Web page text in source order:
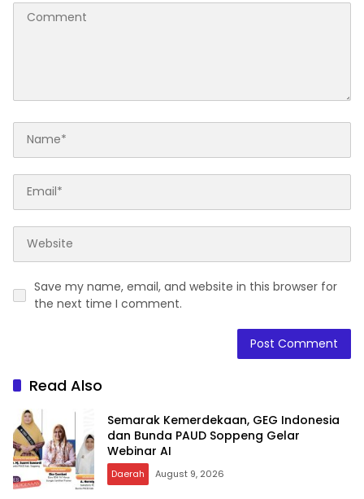
Save my name, email, and website in this browser for
the next time I comment.
Read Also
Semarak Kemerdekaan, GEG Indonesia
dan Bunda PAUD Soppeng Gelar
Webinar AI
Daerah August 9, 2026